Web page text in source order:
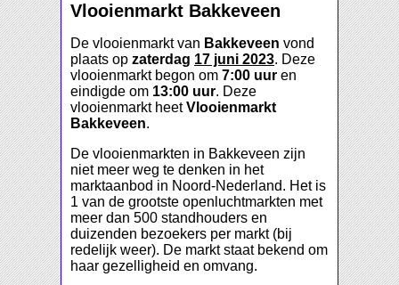
Vlooienmarkt Bakkeveen
De vlooienmarkt van Bakkeveen vond
plaats op zaterdag 17 juni 2023. Deze
vlooienmarkt begon om 7:00 uur en
eindigde om 13:00 uur. Deze
vlooienmarkt heetVlooienmarkt
Bakkeveen.
De vlooienmarkten in Bakkeveen zijn
niet meer weg te denken in het
marktaanbod in Noord-Nederland. Het is
1 van de grootste openluchtmarkten met
meer dan 500 standhouders en
duizenden bezoekers per markt (bij
redelijk weer). De markt staat bekend om
haar gezelligheid en omvang.